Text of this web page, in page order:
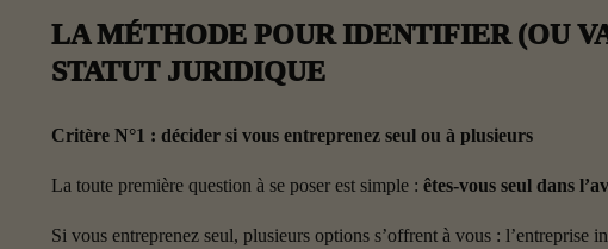
LA MÉTHODE POUR IDENTIFIER (OU
STATUT JURIDIQUE
Critère N°1 : décider si vous entreprenez seul ou à plusieurs
La toute première question à se poser est simple : êtes-vous seul dans
Si vous entreprenez seul, plusieurs options s’offrent à vous :